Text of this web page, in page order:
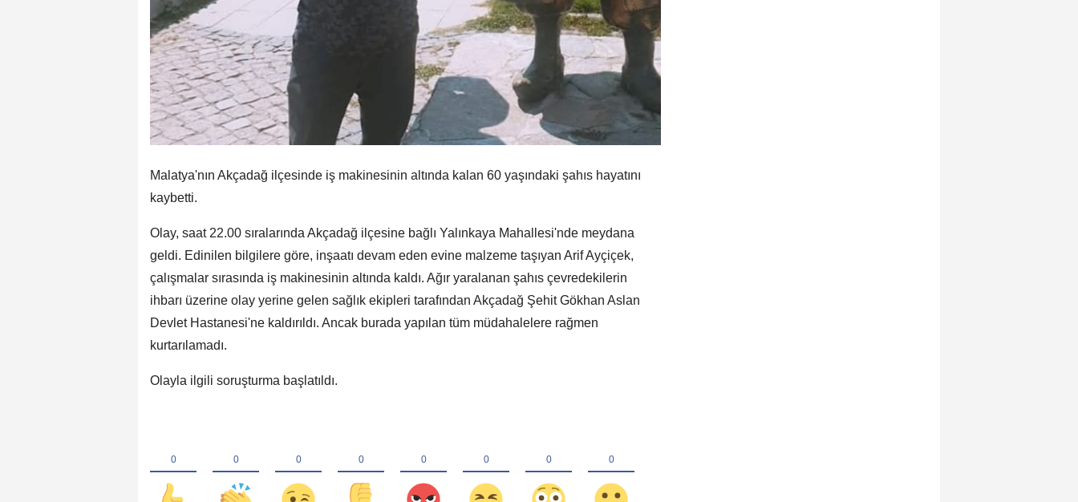
Malatya'nın Akçadağ ilçesinde iş makinesinin altında kalan 60 yaşındaki şahıs hayatını
kaybetti.
Olay, saat 22.00 sıralarında Akçadağ ilçesine bağlı Yalınkaya Mahallesi'nde meydana
geldi. Edinilen bilgilere göre, inşaatı devam eden evine malzeme taşıyan Arif Ayçiçek,
çalışmalar sırasında iş makinesinin altında kaldı. Ağır yaralanan şahıs çevredekilerin
ihbarı üzerine olay yerine gelen sağlık ekipleri tarafından Akçadağ Şehit Gökhan Aslan
Devlet Hastanesi'ne kaldırıldı. Ancak burada yapılan tüm müdahalelere rağmen
kurtarılamadı.
Olayla ilgili soruşturma başlatıldı.